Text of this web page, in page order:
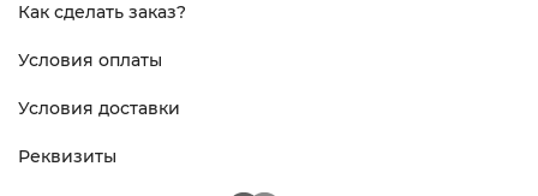
Как сделать заказ?
Условия оплаты
Условия доставки
Реквизиты